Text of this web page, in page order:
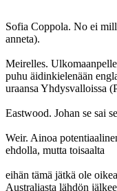
Sofia Coppola. No ei
anneta).
Meirelles.
puhu äidinkielenään
uraansa Yhdysvalloissa
Eastwood. Johan se sai
Weir. Ainoa
ehdolla, mutta toisaalta
eihän tämä jätkä ole
Australiasta lähdön